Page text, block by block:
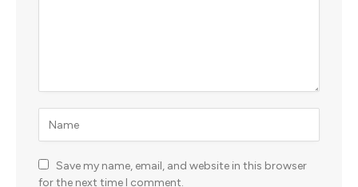
Save my name, email, and website in this browser
for the next time I comment.